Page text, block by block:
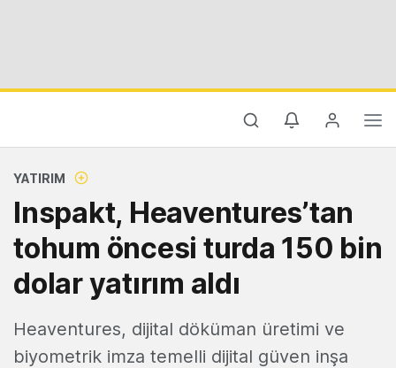
YATIRIM
Inspakt, Heaventures’tan
tohum öncesi turda 150 bin
dolar yatırım aldı
Heaventures, dijital döküman üretimi ve
biyometrik imza temelli dijital güven inşa